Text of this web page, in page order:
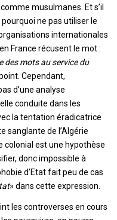
musulmanes. Et s’il
ne pas utiliser le
internationales
France récusent le mot :
des mots au service du
Cependant,
d’une analyse
conduite dans les
la tentation éradicatrice
sanglante de l’Algérie
colonial est une hypothèse
donc impossible à
d’Etat fait peu de cas
» dans cette expression.
les controverses en cours